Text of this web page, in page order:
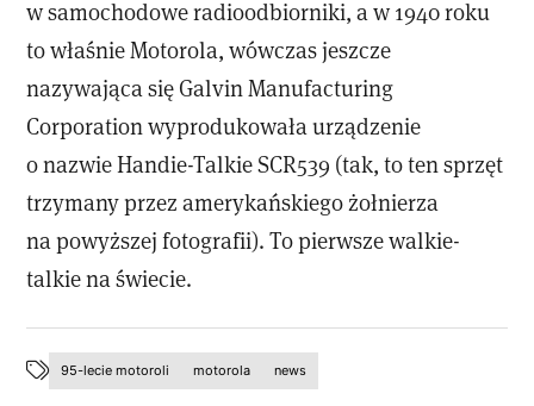
w samochodowe radioodbiorniki, a w 1940 roku
to właśnie Motorola, wówczas jeszcze
nazywająca się Galvin Manufacturing
Corporation wyprodukowała urządzenie
o nazwie Handie-Talkie SCR539 (tak, to ten sprzęt
trzymany przez amerykańskiego żołnierza
na powyższej fotografii). To pierwsze walkie-
talkie na świecie.
95-lecie motoroli motorola news